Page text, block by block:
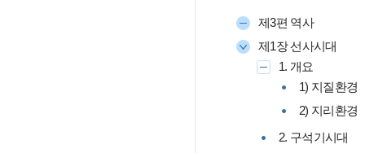
제3편 역사
제1장 선사시대
1. 개요
1) 지질환경
2) 지리환경
2. 구석기시대